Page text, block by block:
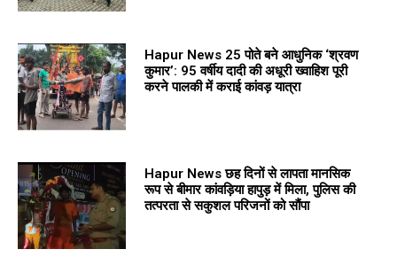
Hapur News 25 पोते बने आधुनिक ‘श्रवण
कुमार’: 95 वर्षीय दादी की अधूरी ख्वाहिश पूरी
करने पालकी में कराई कांवड़ यात्रा
Hapur News छह दिनों से लापता मानसिक
रूप से बीमार कांवड़िया हापुड़ में मिला, पुलिस की
तत्परता से सकुशल परिजनों को सौंपा